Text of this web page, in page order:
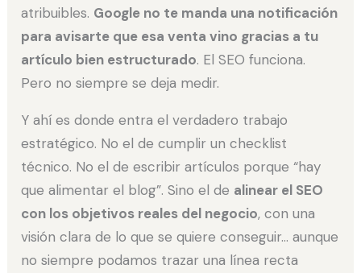
atribuibles. Google no te manda una notificación
para avisarte que esa venta vino gracias a tu
artículo bien estructurado. El SEO funciona.
Pero no siempre se deja medir.
Y ahí es donde entra el verdadero trabajo
estratégico. No el de cumplir un checklist
técnico. No el de escribir artículos porque “hay
que alimentar el blog”. Sino el de alinear el SEO
con los objetivos reales del negocio, con una
visión clara de lo que se quiere conseguir… aunque
no siempre podamos trazar una línea recta